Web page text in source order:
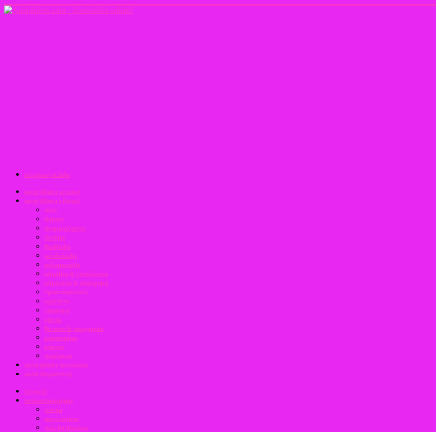
κεντρική σελίδα
φυτά (βάσει γένους)
φυτά (βάσει είδους)
πόες
θάμνοι
αναρριχώμενα
δένδρα
βολβώδη
κονδυλώδη
ριζωματώδη
υδρόβια & επιπλέοντα
υδρόφιλα & υδροχαρή
τριανταφυλλιές
ορχιδέες
λαχανικά
χόρτα
βότανα & μπαχαρικά
καρποφόρα
κάκτοι
παχύφυτα
φυτά (βάσει ποικιλίας)
φυτά (θεραπείες)
τα φυτά
πολλαπλασιασμός
σπορά
μοσχεύματα
πολ. βολβώδων